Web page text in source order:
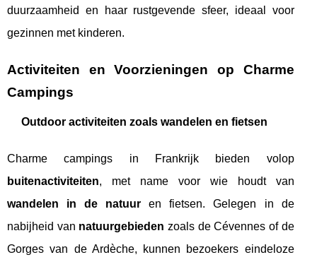
duurzaamheid en haar rustgevende sfeer, ideaal voor
gezinnen met kinderen.
Activiteiten en Voorzieningen op Charme
Campings
Outdoor activiteiten zoals wandelen en fietsen
Charme campings in Frankrijk bieden volop
buitenactiviteiten, met name voor wie houdt van
wandelen in de natuur en fietsen. Gelegen in de
nabijheid van natuurgebieden zoals de Cévennes of de
Gorges van de Ardèche, kunnen bezoekers eindeloze